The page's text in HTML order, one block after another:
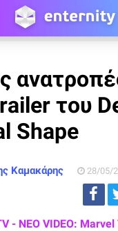
του
Shape
Καμακάρης 28/05/
- ΝΕΟ VIDEO: